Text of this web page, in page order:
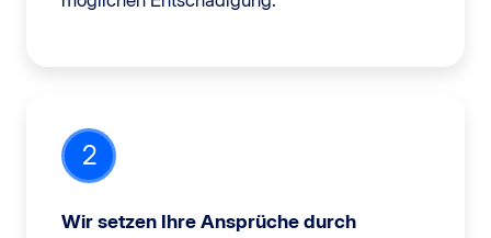
2
Wir setzen Ihre Ansprüche durch